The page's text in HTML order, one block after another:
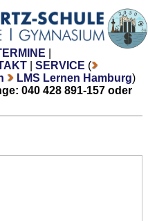
SERVICE (
LMS Lernen Hamburg)
040 428 891-157 oder